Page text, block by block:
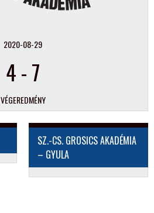
2020-08-29
4-7
VÉGEREDMÉNY
SZ.-CS. GROSICS AKADÉMIA
– GYULA